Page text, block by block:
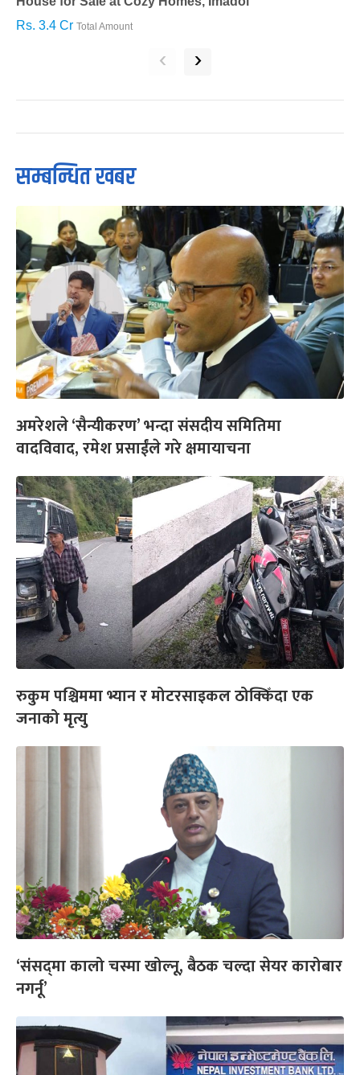
Rs. 3.4 Cr Total Amount
‹ ›
सम्बन्धित खबर
अमरेशले ‘सैन्यीकरण’ भन्दा संसदीय समितिमा
वादविवाद, रमेश प्रसाईंले गरे क्षमायाचना
रुकुम पश्चिममा भ्यान र मोटरसाइकल ठोक्किँदा एक
जनाको मृत्यु
‘संसद्‍मा कालो चस्मा खोल्नू, बैठक चल्दा सेयर कारोबार
नगर्नू’